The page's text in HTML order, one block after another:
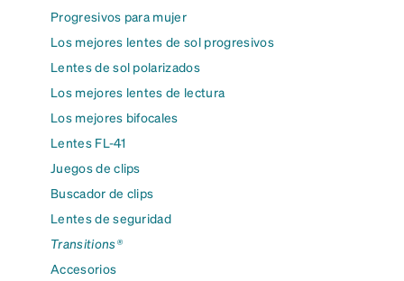
Progresivos para mujer
Los mejores lentes de sol progresivos
Lentes de sol polarizados
Los mejores lentes de lectura
Los mejores bifocales
Lentes FL-41
Juegos de clips
Buscador de clips
Lentes de seguridad
Transitions®
Accesorios